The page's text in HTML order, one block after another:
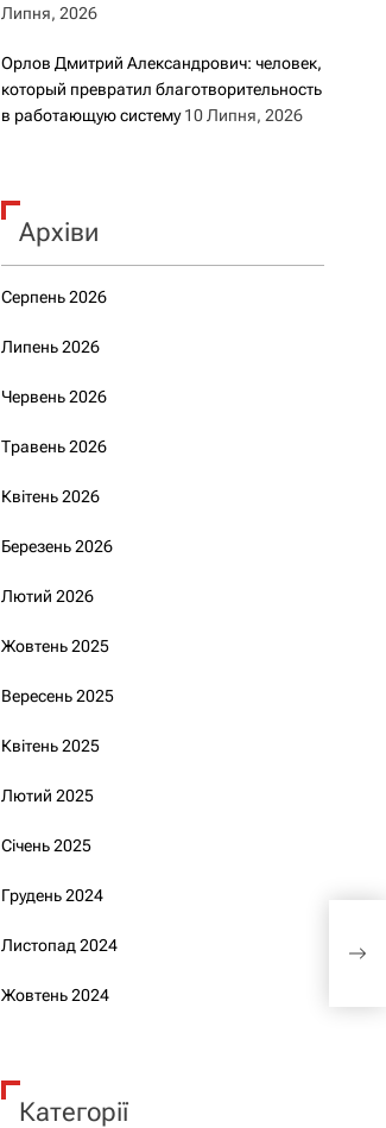
Липня, 2026
Орлов Дмитрий Александрович: человек,
который превратил благотворительность
в работающую систему 10 Липня, 2026
Архіви
Серпень 2026
Липень 2026
Червень 2026
Травень 2026
Квітень 2026
Березень 2026
Лютий 2026
Жовтень 2025
Вересень 2025
Квітень 2025
Лютий 2025
Січень 2025
Грудень 2024
Листопад 2024
Жовтень 2024
Категорії